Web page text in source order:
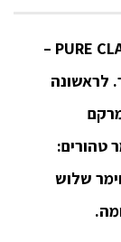
PURE CLAY –
לראשונה
טהורים:
שלוש